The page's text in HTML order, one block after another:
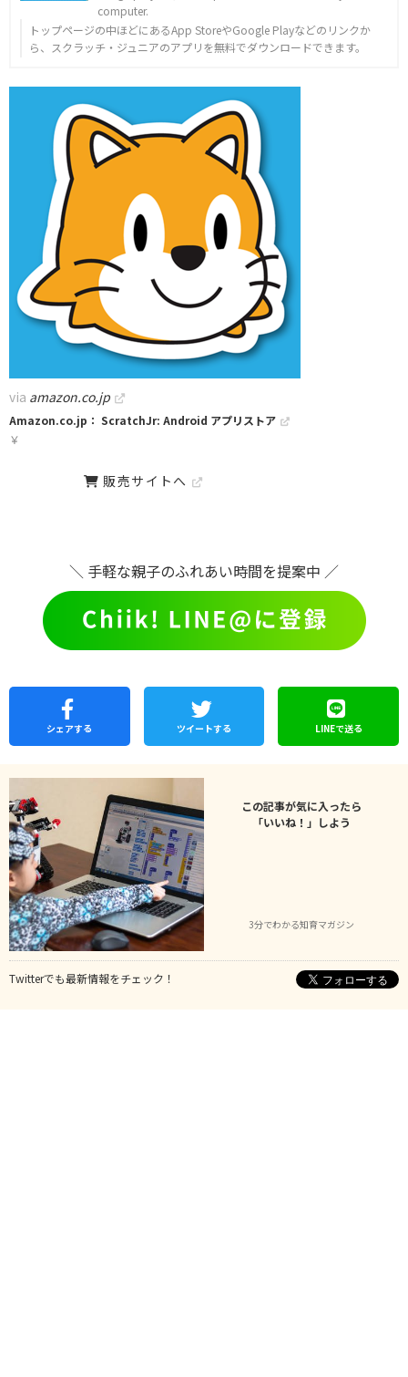
computer.
トップページの中ほどにあるApp StoreやGoogle Playなどのリンクか
ら、スクラッチ・ジュニアのアプリを無料でダウンロードできます。
via amazon.co.jp
Amazon.co.jp： ScratchJr: Android アプリストア
￥
販売サイトへ
＼ 手軽な親子のふれあい時間を提案中 ／
シェアする ツイートする LINEで送る
この記事が気に入ったら
「いいね！」しよう
3分でわかる知育マガジン
Twitterでも最新情報をチェック！